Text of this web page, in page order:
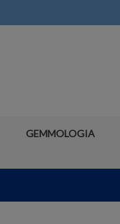
GEMMOLOGIA